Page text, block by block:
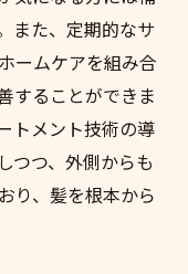
また、定期的なサ
ームケアを組み合
することができま
トメント技術の導
つつ、外側からも
り、髪を根本から